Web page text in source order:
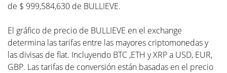
de $ 999,584,630 de BULLIEVE.
El gráfico de precio de BULLIEVE en el exchange
determina las tarifas entre las mayores criptomonedas y
las divisas de fiat. Incluyendo BTC ,ETH y XRP a USD, EUR,
GBP. Las tarifas de conversión están basadas en el precio